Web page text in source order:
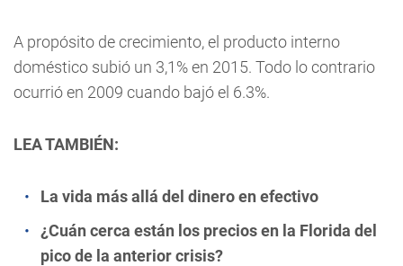
A propósito de crecimiento, el producto interno
doméstico subió un 3,1% en 2015. Todo lo contrario
ocurrió en 2009 cuando bajó el 6.3%.
LEA TAMBIÉN:
La vida más allá del dinero en efectivo
¿Cuán cerca están los precios en la Florida del
pico de la anterior crisis?